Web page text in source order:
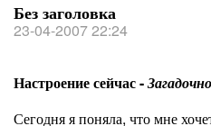
Без заголовка
23-04-2007 22:24
Настроение сейчас -
Сегодня я поняла, что мне